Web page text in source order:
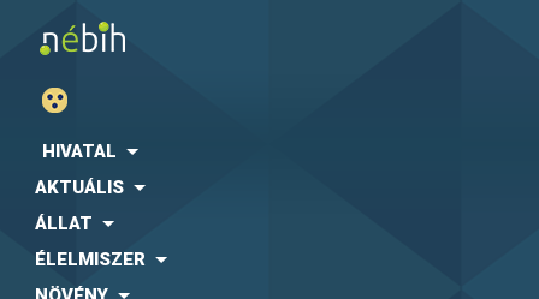
HIVATAL
AKTUÁLIS
ÁLLAT
ÉLELMISZER